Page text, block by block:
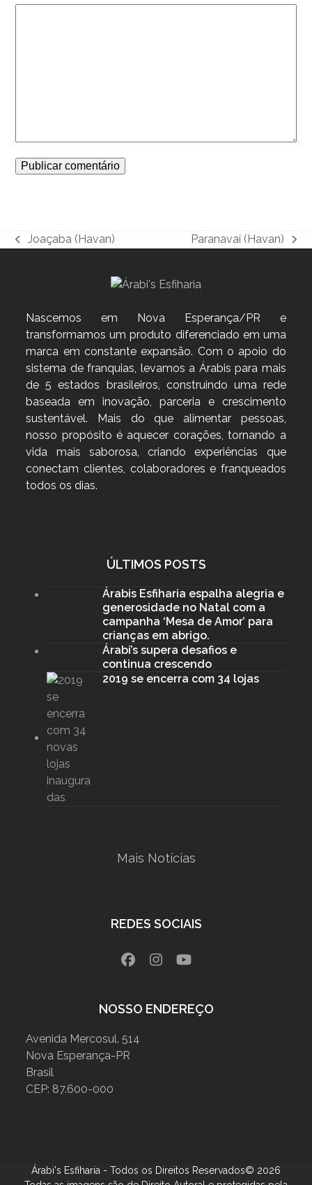
previous
Joaçaba (Havan)
next
Paranavaí (Havan)
Nascemos em Nova Esperança/PR e
transformamos um produto diferenciado em uma
marca em constante expansão. Com o apoio do
sistema de franquias, levamos a Árabis para mais
de 5 estados brasileiros, construindo uma rede
baseada em inovação, parceria e crescimento
sustentável. Mais do que alimentar pessoas,
nosso propósito é aquecer corações, tornando a
vida mais saborosa, criando experiências que
conectam clientes, colaboradores e franqueados
todos os dias.
ÚLTIMOS POSTS
Árabis Esfiharia espalha alegria e
generosidade no Natal com a
campanha ‘Mesa de Amor’ para
crianças em abrigo.
Árabi’s supera desafios e
continua crescendo
2019 se encerra com 34 lojas
Mais Notícias
REDES SOCIAIS
Facebook
Instagram
YouTube
NOSSO ENDEREÇO
Avenida Mercosul. 514
Nova Esperança-PR
Brasil
CEP: 87.600-000
Árabi's Esfiharia - Todos os Direitos Reservados© 2026